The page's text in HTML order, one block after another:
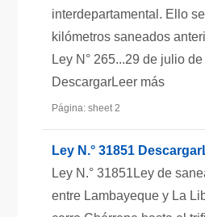
interdepartamental. Ello
kilómetros saneados
Ley N° 265...29 de julio
DescargarLeer más
Página: sheet 2
Ley N.° 31851
Ley N.° 31851Ley de
entre Lambayeque y La